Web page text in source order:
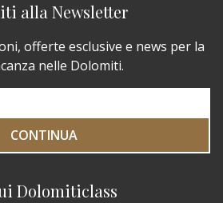
Dolomiticlass
alla Newsletter
offerte esclusive e news per la
nelle Dolomiti.
CONTINUA